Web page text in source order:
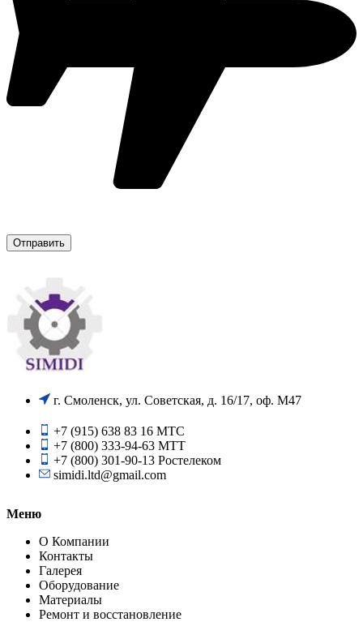
г. Смоленск, ул. Советская, д. 16/17, оф. М47
+7 (915) 638 83 16 МТС
+7 (800) 333-94-63 МТТ
+7 (800) 301-90-13 Ростелеком
simidi.ltd@gmail.com
Меню
О Компании
Контакты
Галерея
Оборудование
Материалы
Ремонт и восстановление